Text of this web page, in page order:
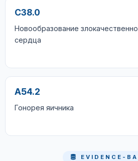
C38.0
Новообразование
сердца
A54.2
Гонорея яичника
EVIDENCE-